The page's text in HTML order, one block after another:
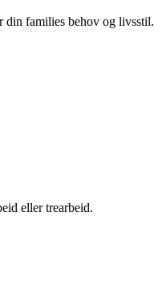
din families behov og livsstil.
eller trearbeid.